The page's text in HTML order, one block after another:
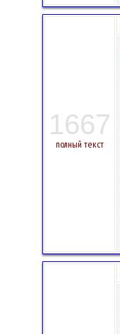
1667
полный текст